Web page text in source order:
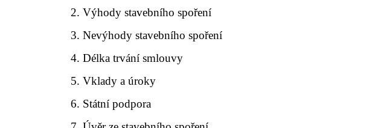
Výhody stavebního spoření
Nevýhody stavebního spoření
Délka trvání smlouvy
Vklady a úroky
Státní podpora